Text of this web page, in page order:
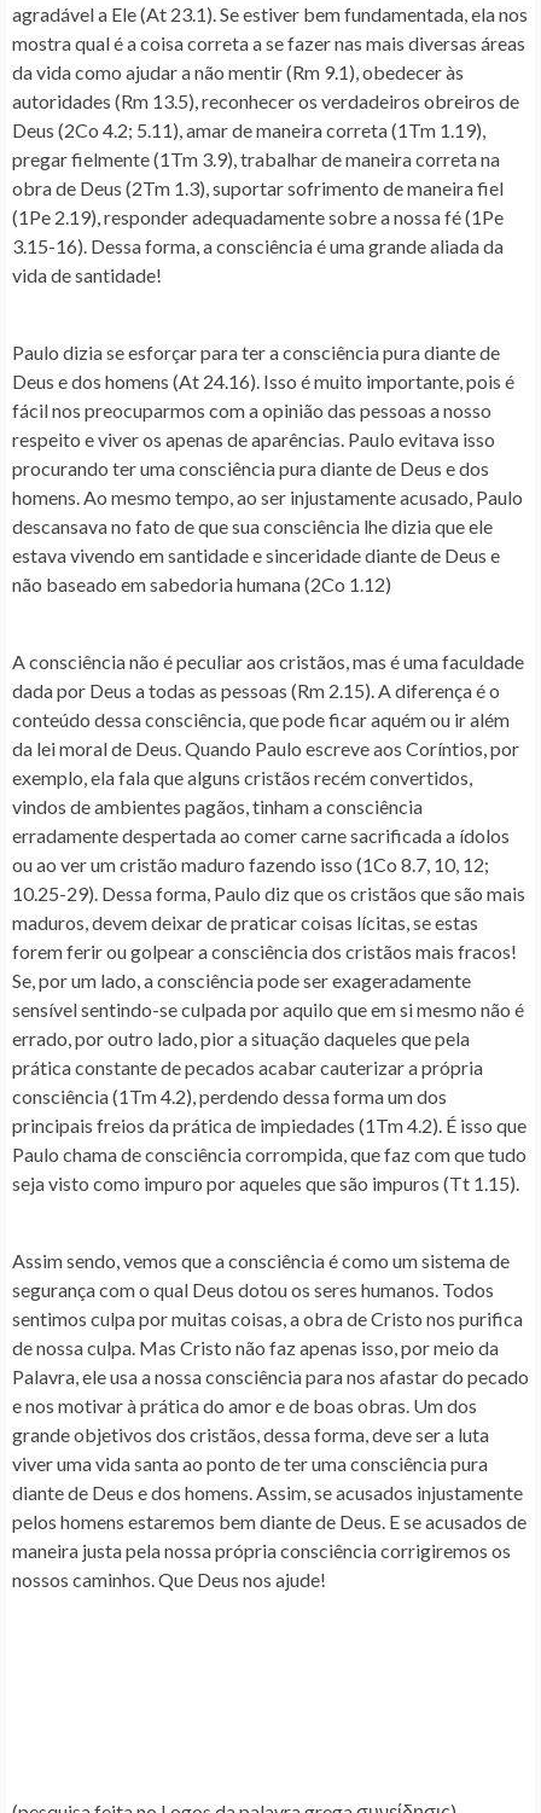
agradável a Ele (At 23.1). Se estiver bem fundamentada, ela nos
mostra qual é a coisa correta a se fazer nas mais diversas áreas
da vida como ajudar a não mentir (Rm 9.1), obedecer às
autoridades (Rm 13.5), reconhecer os verdadeiros obreiros de
Deus (2Co 4.2; 5.11), amar de maneira correta (1Tm 1.19),
pregar fielmente (1Tm 3.9), trabalhar de maneira correta na
obra de Deus (2Tm 1.3), suportar sofrimento de maneira fiel
(1Pe 2.19), responder adequadamente sobre a nossa fé (1Pe
3.15-16). Dessa forma, a consciência é uma grande aliada da
vida de santidade!
Paulo dizia se esforçar para ter a consciência pura diante de
Deus e dos homens (At 24.16). Isso é muito importante, pois é
fácil nos preocuparmos com a opinião das pessoas a nosso
respeito e viver os apenas de aparências. Paulo evitava isso
procurando ter uma consciência pura diante de Deus e dos
homens. Ao mesmo tempo, ao ser injustamente acusado, Paulo
descansava no fato de que sua consciência lhe dizia que ele
estava vivendo em santidade e sinceridade diante de Deus e
não baseado em sabedoria humana (2Co 1.12)
A consciência não é peculiar aos cristãos, mas é uma faculdade
dada por Deus a todas as pessoas (Rm 2.15). A diferença é o
conteúdo dessa consciência, que pode ficar aquém ou ir além
da lei moral de Deus. Quando Paulo escreve aos Coríntios, por
exemplo, ela fala que alguns cristãos recém convertidos,
vindos de ambientes pagãos, tinham a consciência
erradamente despertada ao comer carne sacrificada a ídolos
ou ao ver um cristão maduro fazendo isso (1Co 8.7, 10, 12;
10.25-29). Dessa forma, Paulo diz que os cristãos que são mais
maduros, devem deixar de praticar coisas lícitas, se estas
forem ferir ou golpear a consciência dos cristãos mais fracos!
Se, por um lado, a consciência pode ser exageradamente
sensível sentindo-se culpada por aquilo que em si mesmo não é
errado, por outro lado, pior a situação daqueles que pela
prática constante de pecados acabar cauterizar a própria
consciência (1Tm 4.2), perdendo dessa forma um dos
principais freios da prática de impiedades (1Tm 4.2). É isso que
Paulo chama de consciência corrompida, que faz com que tudo
seja visto como impuro por aqueles que são impuros (Tt 1.15).
Assim sendo, vemos que a consciência é como um sistema de
segurança com o qual Deus dotou os seres humanos. Todos
sentimos culpa por muitas coisas, a obra de Cristo nos purifica
de nossa culpa. Mas Cristo não faz apenas isso, por meio da
Palavra, ele usa a nossa consciência para nos afastar do pecado
e nos motivar à prática do amor e de boas obras. Um dos
grande objetivos dos cristãos, dessa forma, deve ser a luta
viver uma vida santa ao ponto de ter uma consciência pura
diante de Deus e dos homens. Assim, se acusados injustamente
pelos homens estaremos bem diante de Deus. E se acusados de
maneira justa pela nossa própria consciência corrigiremos os
nossos caminhos. Que Deus nos ajude!